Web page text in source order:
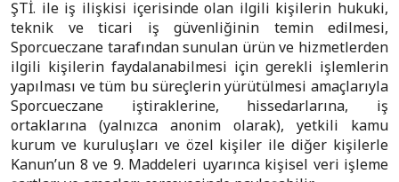
ŞTİ. ile iş ilişkisi içerisinde olan ilgili kişilerin hukuki,
teknik ve ticari iş güvenliğinin temin edilmesi,
Sporcueczane tarafından sunulan ürün ve hizmetlerden
ilgili kişilerin faydalanabilmesi için gerekli işlemlerin
yapılması ve tüm bu süreçlerin yürütülmesi amaçlarıyla
Sporcueczane iştiraklerine, hissedarlarına, iş
ortaklarına (yalnızca anonim olarak), yetkili kamu
kurum ve kuruluşları ve özel kişiler ile diğer kişilerle
Kanun’un 8 ve 9. Maddeleri uyarınca kişisel veri işleme